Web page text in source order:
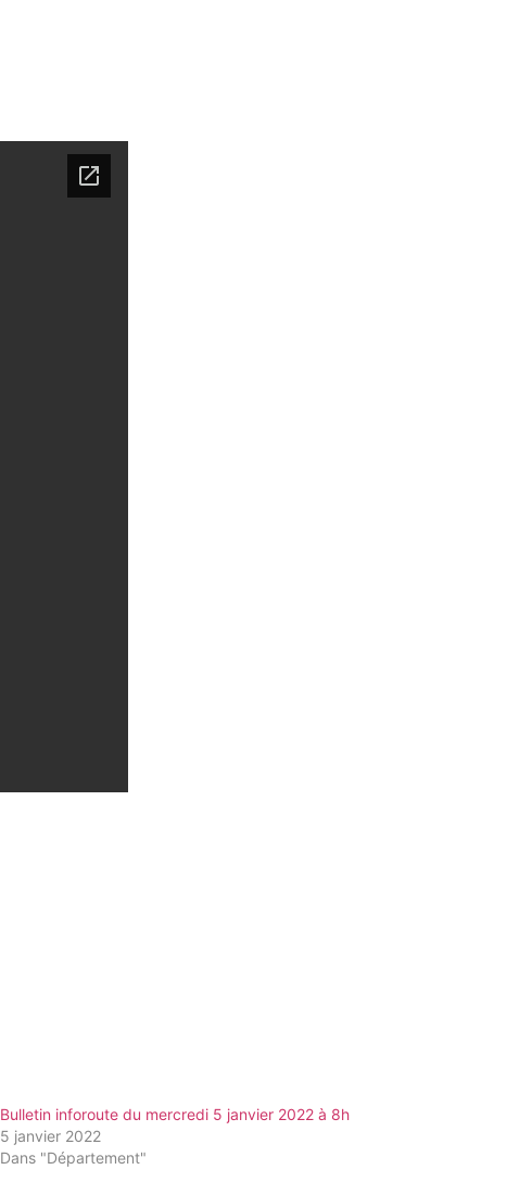
Bulletin inforoute du mercredi 5 janvier 2022 à 8h
5 janvier 2022
Dans "Département"